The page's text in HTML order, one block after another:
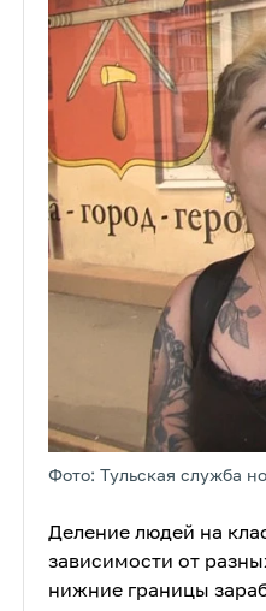
Фото: Тульская служба
Деление людей на
зависимости от
нижние границы